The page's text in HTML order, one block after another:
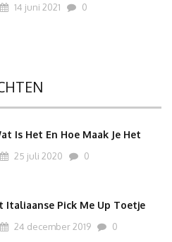
14 juni 2021 0
Is Het En Hoe Maak Je Het
25 juli 2020 0
Italiaanse Pick Me Up Toetje
24 december 2019 0